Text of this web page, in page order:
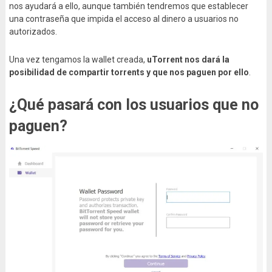
nos ayudará a ello, aunque también tendremos que establecer
una contraseña que impida el acceso al dinero a usuarios no
autorizados.
Una vez tengamos la wallet creada, uTorrent nos dará la
posibilidad de compartir torrents y que nos paguen por ello
¿Qué pasará con los usuarios que no
paguen?